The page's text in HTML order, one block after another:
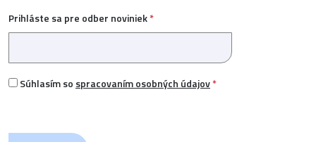
Prihláste sa pre odber noviniek*
Súhlasím so spracovaním osobných údajov*